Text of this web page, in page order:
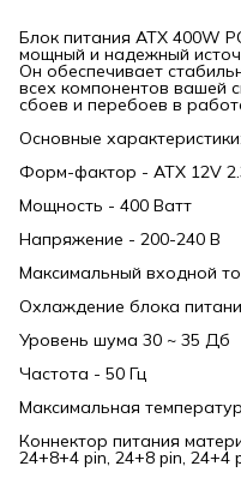
Блок питания ATX 400W
мощный и надежный
Он обеспечивает
всех компонентов вашей
сбоев и перебоев в
Основные характеристики:
Форм-фактор - ATX 12V
Мощность - 400 Ватт
Напряжение - 200-240 В
Максимальный входной
Охлаждение блока
Уровень шума 30 ~ 35 Дб
Частота - 50 Гц
Максимальная
Коннектор питания
24+8+4 pin, 24+8 pin, 24+4